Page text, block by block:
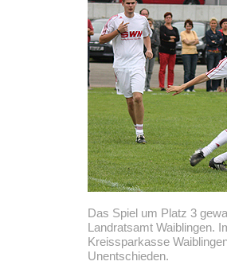
Das Spiel um Platz 3
Landratsamt Waiblingen.
Kreissparkasse
Unentschieden.